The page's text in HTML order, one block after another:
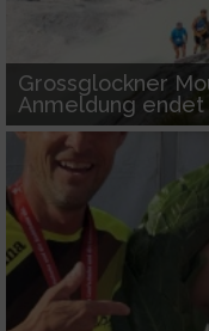
Grossglockner
Anmeldung endet